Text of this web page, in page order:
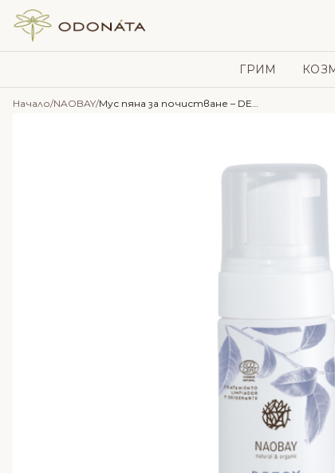
Skip to content
ГРИМ
Начало/NAOBAY/ Мус пяна за почистване – DETOX – NAOBAY